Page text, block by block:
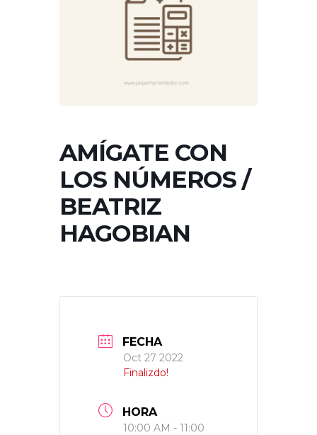
AMÍGATE CON
LOS NÚMEROS /
BEATRIZ
HAGOBIAN
FECHA
Oct 27 2022
Finalizdo!
HORA
10:00 AM - 11:00